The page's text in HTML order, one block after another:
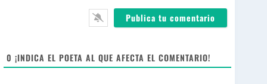
0 ¡INDICA EL POETA AL QUE AFECTA EL COMENTARIO!